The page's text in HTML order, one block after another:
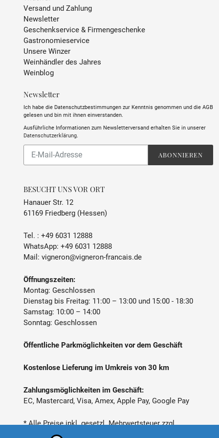
ABFÜLLER / IMPORTEUR
Versand und Zahlung
Newsletter
Geschenkservice & Firmengeschenke
Gastronomieservice
Unsere Winzer
Weinhändler des Jahres
Weinblog
Newsletter
Ich habe die Datenschutzbestimmungen zur Kenntnis genommen und die AGB
gelesen und bin mit ihnen einverstanden.
Ausführliche Informationen zum Newsletterversand erhalten Sie in unserer
Datenschutzerklärung.
unsere
ABONNIEREN
BESUCHT UNS VOR ORT
Hanauer Str. 12
61169 Friedberg (Hessen)
Tel. : +49 6031 12888
WhatsApp: +49 6031 12888
Mail: vigneron@vigneron-francais.de
Öffnungszeiten:
Montag: Geschlossen
Dienstag bis Freitag: 11:00 – 13:00 und 15:00 - 18:30
Samstag: 10:00 – 14:00
Sonntag: Geschlossen
Öffentliche Parkmöglichkeiten vor dem Geschäft
Kostenlose Lieferung im Umkreis von 30 km
Zahlungsmöglichkeiten im Geschäft:
EC, Mastercard, Visa, Amex, Apple Pay, Google Pay
* Alle Preise inkl. gesetzl. Mehrwertsteuer zzgl.
Versandkosten